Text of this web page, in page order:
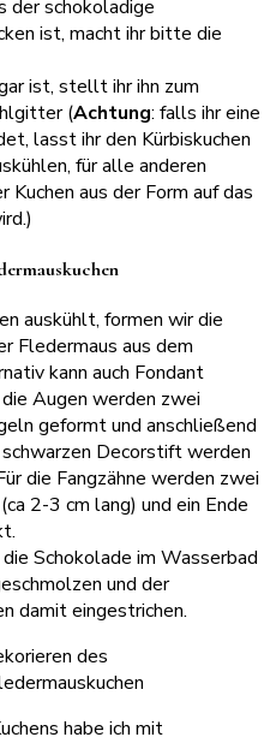
der schokoladige
ist, macht ihr bitte die
ist, stellt ihr ihn zum
(Achtung: falls ihr eine
lasst ihr den Kürbiskuchen
für alle anderen
Kuchen aus der Form auf das
auskühlt, formen wir die
Fledermaus aus dem
kann auch Fondant
Augen werden zwei
geformt und anschließend
Decorstift werden
die Fangzähne werden zwei
2-3 cm lang) und ein Ende
Schokolade im Wasserbad
und der
damit eingestrichen.
habe ich mit